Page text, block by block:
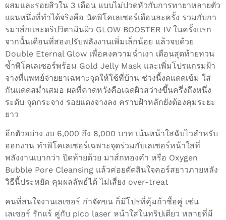
ผสมและรอยสิวใน 3 เดือน แบบไม่ปวดหัวกับการทายาหลายตัว
แผนหนึ่งที่ทำได้จริงคือ นัดพิโคเลเซอร์เดือนละครั้ง รวมกับกา
รมาส์กและดริปวิตามินผิว GLOW BOOSTER IV ในครั้งแรก
จากนั้นเดือนที่สองปรับพลังงานเพิ่มเล็กน้อย แล้วจบด้วย
Double Eternal Glow เพื่อคงความฉ่ำเงา เดือนสุดท้ายทวน
ซ้ำพิโคเลเซอร์พร้อม Gold Jelly Mask และเพิ่มโปรแกรมฝ้า
จางที่แพทย์จ่ายยาเฉพาะจุดให้ใช้ที่บ้าน ช่วงนี้งดแดดเข้ม ใส่
กันแดดสม่ำเสมอ ผลที่คาดหวังคือเฉดผิวสว่างขึ้นครึ่งถึงหนึ่ง
ระดับ จุดกระจาง รอยแดงจางลง คราบฝ้าหลักยังต้องคุมระยะ
ยาว
อีกตัวอย่าง งบ 6,000 ถึง 8,000 บาท เน้นหน้าใสฉับไวสำหรับ
ออกงาน ทำพิโคเลเซอร์เฉพาะจุดร่วมกับเลเซอร์หน้าใสที่
พลังงานเบากว่า ปิดท้ายด้วย มาส์กทองคำ หรือ Oxygen
Bubble Pore Cleansing แล้วค่อยตัดสินใจคอร์สยาวภายหลัง
วิธีนี้ประหยัด คุมผลลัพธ์ได้ ไม่เสี่ยง over-treat
คนที่สนใจงานเลเซอร์ กำจัดขน ก็มีโปรที่คุ้มถ้าซื้อคู่ เช่น
เลเซอร์ รักแร้ คู่กับ pico laser หน้าใสในทริปเดียว หลายที่มี